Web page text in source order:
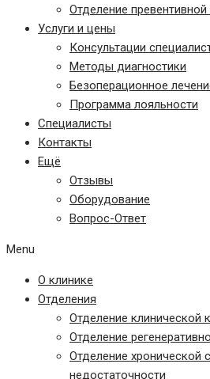
Отделение
Услуги и цены
Консультации
Методы диагностики
Безоперационное
Программа лояльности
Специалисты
Контакты
Ещё
Отзывы
Оборудование
Вопрос-Ответ
Menu
О клинике
Отделения
Отделение клинической
Отделение
Отделение хронической
недостаточности